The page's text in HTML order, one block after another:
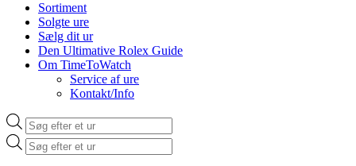
Sortiment
Solgte ure
Sælg dit ur
Den Ultimative Rolex Guide
Om TimeToWatch
Service af ure
Kontakt/Info
Products
search
Products
search